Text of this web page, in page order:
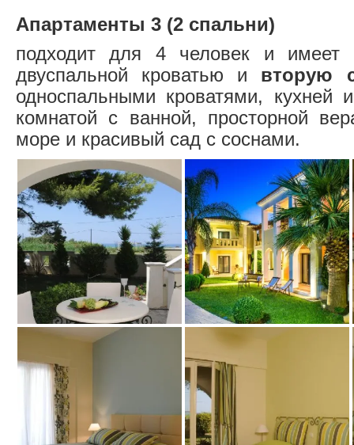
Апартаменты 3 (2 спальни)
подходит для 4 человек и имеет
двуспальной кроватью и вторую
односпальными кроватями, кухней
комнатой с ванной, просторной
море и красивый сад с соснами.